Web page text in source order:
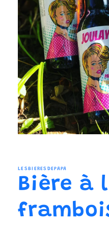
LESBIERESDEPAPA
Bière à